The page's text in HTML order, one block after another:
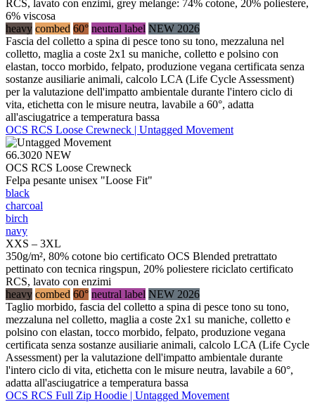
RCS, lavato con enzimi, grey melange: 74% cotone, 20% poliestere,
6% viscosa
heavy combed 60° neutral label NEW 2026
Fascia del colletto a spina di pesce tono su tono, mezzaluna nel
colletto, maglia a coste 2x1 su maniche, colletto e polsino con
elastan, tocco morbido, felpato, produzione vegana certificata senza
sostanze ausiliarie animali, calcolo LCA (Life Cycle Assessment)
per la valutazione dell'impatto ambientale durante l'intero ciclo di
vita, etichetta con le misure neutra, lavabile a 60°, adatta
all'asciugatrice a temperatura bassa
OCS RCS Loose Crewneck | Untagged Movement
66.3020 NEW
OCS RCS Loose Crewneck
Felpa pesante unisex "Loose Fit"
black
charcoal
birch
navy
XXS – 3XL
350g/m², 80% cotone bio certificato OCS Blended pretrattato
pettinato con tecnica ringspun, 20% poliestere riciclato certificato
RCS, lavato con enzimi
heavy combed 60° neutral label NEW 2026
Taglio morbido, fascia del colletto a spina di pesce tono su tono,
mezzaluna nel colletto, maglia a coste 2x1 su maniche, colletto e
polsino con elastan, tocco morbido, felpato, produzione vegana
certificata senza sostanze ausiliarie animali, calcolo LCA (Life Cycle
Assessment) per la valutazione dell'impatto ambientale durante
l'intero ciclo di vita, etichetta con le misure neutra, lavabile a 60°,
adatta all'asciugatrice a temperatura bassa
OCS RCS Full Zip Hoodie | Untagged Movement